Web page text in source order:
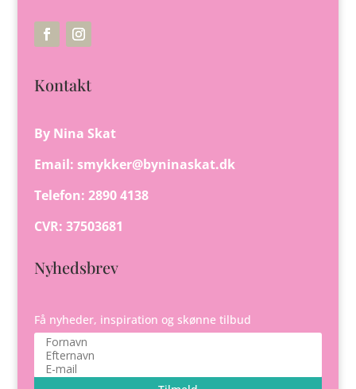
Kontakt
By Nina Skat
Email: smykker@byninaskat.dk
Telefon: 2890 4138
CVR: 37503681
Nyhedsbrev
Få nyheder, inspiration og skønne tilbud